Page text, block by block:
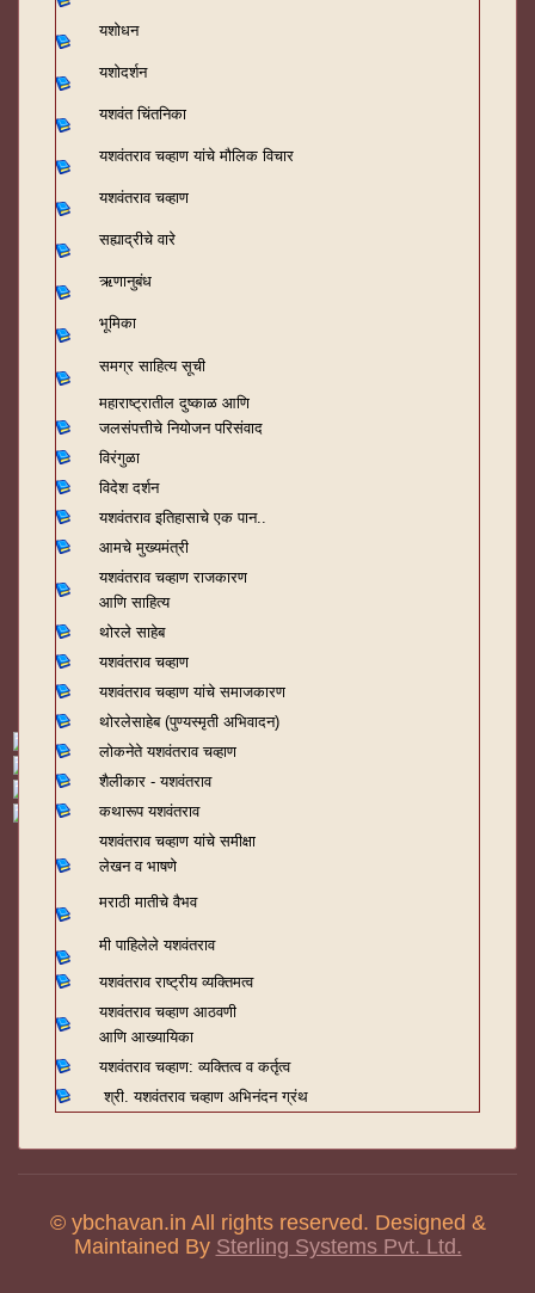
यशोधन
यशोदर्शन
यशवंत चिंतनिका
यशवंतराव चव्हाण यांचे मौलिक विचार
यशवंतराव चव्हाण
सह्याद्रीचे वारे
ऋणानुबंध
भूमिका
समग्र साहित्य सूची
महाराष्ट्रातील दुष्काळ आणि
जलसंपत्तीचे नियोजन परिसंवाद
विरंगुळा
विदेश दर्शन
यशवंतराव इतिहासाचे एक पान..
आमचे मुख्यमंत्री
यशवंतराव चव्हाण राजकारण
आणि साहित्य
थोरले साहेब
यशवंतराव चव्हाण
यशवंतराव चव्हाण यांचे समाजकारण
थोरलेसाहेब (पुण्यस्मृती अभिवादन)
लोकनेते यशवंतराव चव्हाण
शैलीकार - यशवंतराव
कथारूप यशवंतराव
यशवंतराव चव्हाण यांचे समीक्षा
लेखन व भाषणे
मराठी मातीचे वैभव
मी पाहिलेले यशवंतराव
यशवंतराव राष्ट्रीय व्यक्तिमत्व
यशवंतराव चव्हाण आठवणी
आणि आख्यायिका
यशवंतराव चव्हाण: व्यक्तित्व व कर्तृत्व
श्री. यशवंतराव चव्हाण अभिनंदन ग्रंथ
© ybchavan.in All rights reserved. Designed &
Maintained By Sterling Systems Pvt. Ltd.